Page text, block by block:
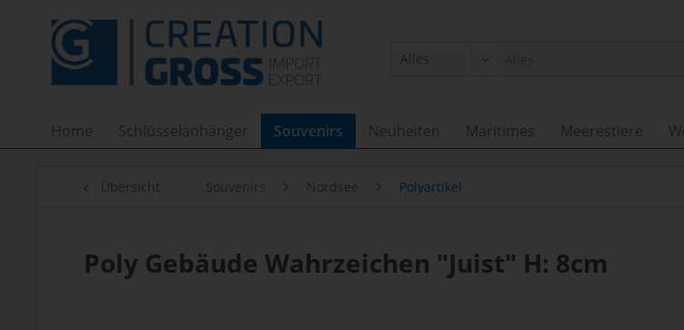
Home Schlüsselanhänger Souvenirs Neuheiten Maritimes Meerestiere
Übersicht Souvenirs Nordsee Polyartikel
Poly Gebäude Wahrzeichen "Juist" H: 8cm